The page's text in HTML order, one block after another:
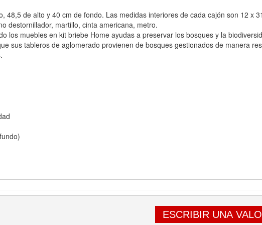
48,5 de alto y 40 cm de fondo. Las medidas interiores de cada cajón son 12 x
destornillador, martillo, cinta americana, metro.
los muebles en kit briebe Home ayudas a preservar los bosques y la
sus tableros de aglomerado provienen de bosques gestionados de manera
ESCRIBIR UNA